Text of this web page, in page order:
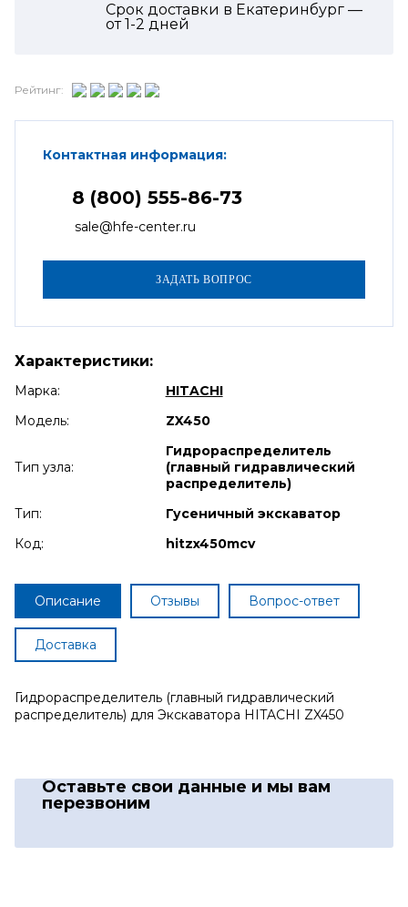
Срок доставки в Екатеринбург —
от1-2 дней
Рейтинг:
Контактная информация:
8 (800) 555-86-73
sale@hfe-center.ru
Характеристики:
Марка:
HITACHI
Модель:
ZX450
Тип узла:
Гидрораспределитель
(главный гидравлический
распределитель)
Тип:
Гусеничный экскаватор
Код:
hitzx450mcv
Описание Отзывы Вопрос-ответ
Доставка
Гидрораспределитель (главный гидравлический
распределитель) для Экскаватора HITACHI ZX450
Оставьте свои данные и мы вам
перезвоним